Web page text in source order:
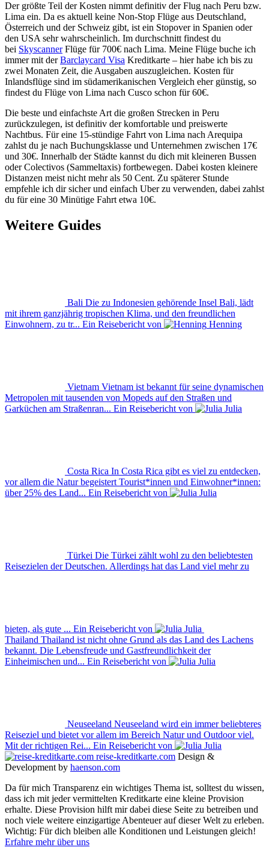
Der größte Teil der Kosten nimmt definitiv der Flug nach Peru bzw.
Lima ein. Da es aktuell keine Non-Stop Flüge aus Deutschland,
Österreich und der Schweiz gibt, ist ein Stopover in Spanien oder
den USA sehr wahrscheinlich. Im durchschnitt findest du
bei SkyscannerFlüge für 700€ nach Lima. Meine Flüge buche ich
immer mit derBarclaycard Visa Kreditkarte – hier habe ich bis zu
zwei Monaten Zeit, die Ausgaben auszugleichen. Kosten für
Inlandsflüge sind im südamerikanischen Vergleich eher günstig, so
findest du Flüge von Lima nach Cusco schon für 60€.
Die beste und einfachste Art die großen Strecken in Peru
zurückzulegen, ist definitiv der komfortable und preiswerte
Nachtbus. Für eine 15-stündige Fahrt von Lima nach Arequipa
zahlst du je nach Buchungsklasse und Unternehmen zwischen 17€
und 30€. Innerhalb der Städte kannst du dich mit kleineren Bussen
oder Colectivos (Sammeltaxis) fortbewegen. Dabei kosten kleinere
Distanzen meist nicht mehr als 50 Cent. Zu späterer Stunde
empfehle ich dir sicher und einfach Uber zu verwenden, dabei zahlst
du für eine 30 Minütige Fahrt etwa 10€.
Weitere Guides
Bali Die zu Indonesien gehörende Insel Bali, lädt
mit ihrem ganzjährig tropischen Klima, und den freundlichen
Einwohnern, zu tr... Ein Reisebericht von Henning
Vietnam Vietnam ist bekannt für seine dynamischen
Metropolen mit tausenden von Mopeds auf den Straßen und
Garküchen am Straßenran... Ein Reisebericht von Julia
Costa Rica In Costa Rica gibt es viel zu entdecken,
vor allem die Natur begeistert Tourist*innen und Einwohner*innen:
über 25% des Land... Ein Reisebericht von Julia
Türkei Die Türkei zählt wohl zu den beliebtesten
Reisezielen der Deutschen. Allerdings hat das Land viel mehr zu
bieten, als gute ... Ein Reisebericht von
Julia
Thailand Thailand ist nicht ohne Grund als das Land des Lachens
bekannt. Die Lebensfreude und Gastfreundlichkeit der
Einheimischen und... Ein Reisebericht von Julia
Neuseeland Neuseeland wird ein immer beliebteres
Reiseziel und bietet vor allem im Bereich Natur und Outdoor viel.
Mit der richtigen Rei... Ein Reisebericht von
Julia
reise-kreditkarte.com Design &
Development by haenson.com
Da für mich Transparenz ein wichtiges Thema ist, solltest du wissen,
dass ich mit jeder vermittelten Kreditkarte eine kleine Provision
erhalte. Diese Provision hilft mir dabei diese Seite zu betreiben und
noch viele weitere einzigartige Abenteuer auf dieser Welt zu erleben.
Wichtig: Für dich bleiben alle Konditionen und Leistungen gleich!
Erfahre mehr über uns